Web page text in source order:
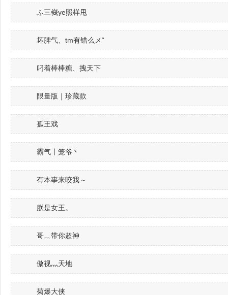
ふ三峩ye照样甩
坏脾气、tm有错么メ“
叼着棒棒糖、拽天下
限量版｜珍藏款
孤王戏
霸气丨笼爷丶
有本事来咬我～
朕是女王。
哥﹏带你超神
傲视灬天地
菊爆大侠